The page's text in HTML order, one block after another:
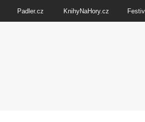
Padler.cz KnihyNaHory.cz